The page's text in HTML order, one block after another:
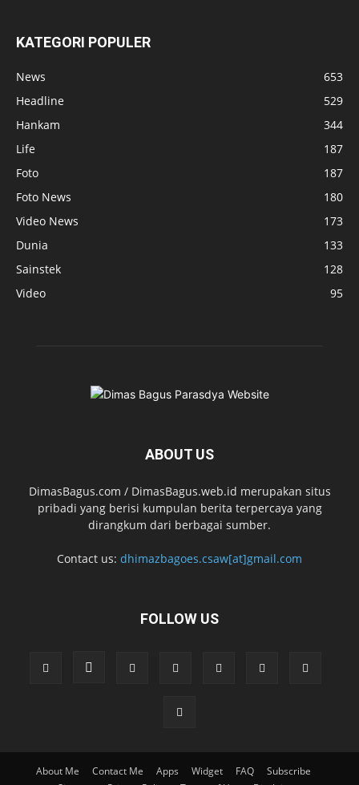
KATEGORI POPULER
News
653
Headline
529
Hankam
344
Life
187
Foto
187
Foto News
180
Video News
173
Dunia
133
Sainstek
128
Video
95
ABOUT US
DimasBagus.com / DimasBagus.web.id merupakan situs
pribadi yang berisi kumpulan berita terpercaya yang
dirangkum dari berbagai sumber.
Contact us: dhimazbagoes.csaw[at]gmail.com
FOLLOW US
About Me Contact Me Apps Widget FAQ
Subscribe